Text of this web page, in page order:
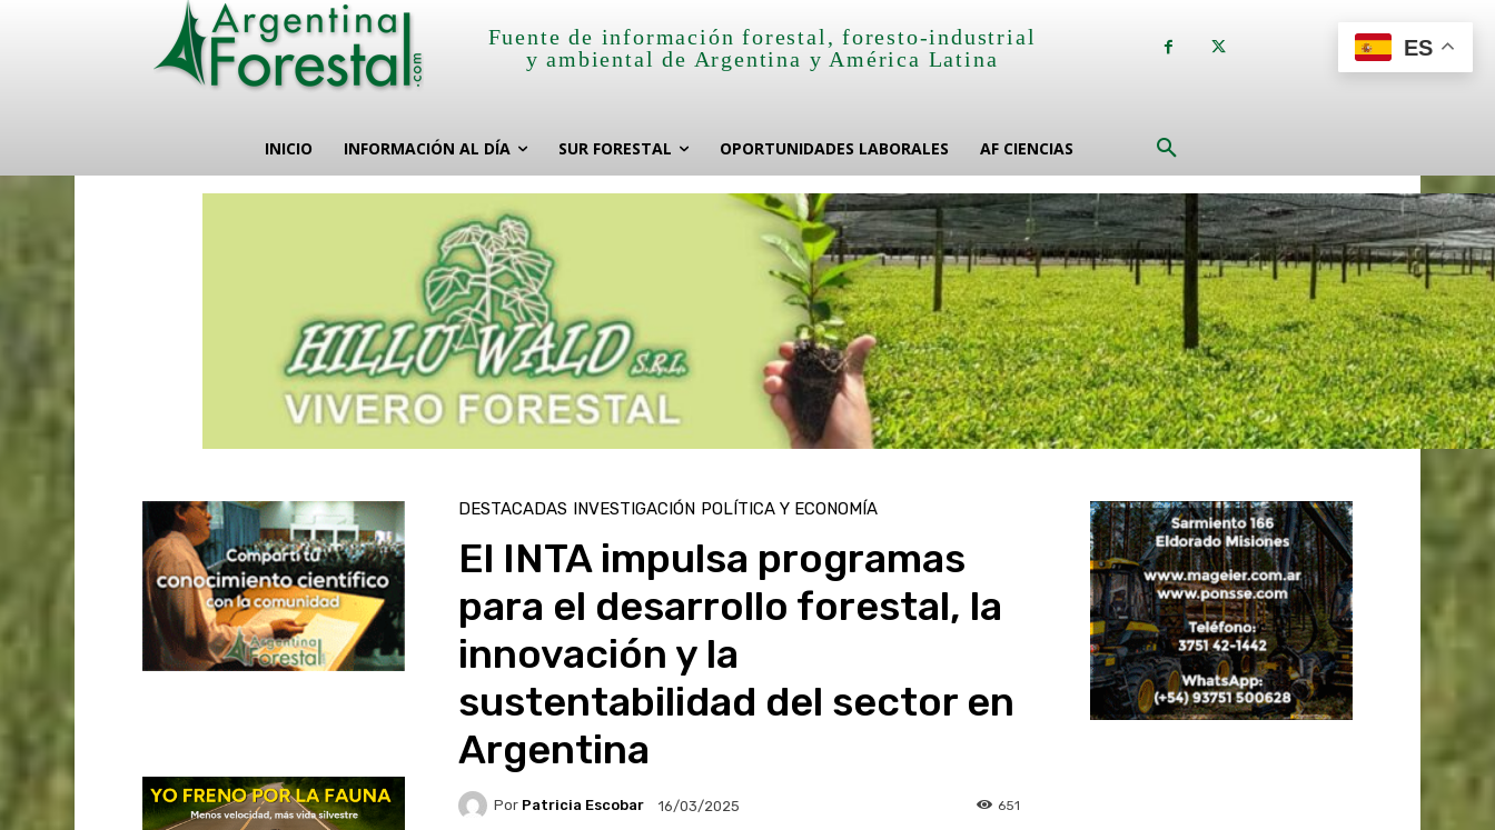
Fuente de información forestal, foresto-industrial
y ambiental de Argentina y América Latina
INICIO INFORMACIÓN AL DÍA SUR FORESTAL OPORTUNIDADES LABORALES AF CIENCIAS
DESTACADAS INVESTIGACIÓN POLÍTICA Y ECONOMÍA
El INTA impulsa programas
para el desarrollo forestal, la
innovación y la
sustentabilidad del sector en
Argentina
Por Patricia Escobar 16/03/2025 651
ES